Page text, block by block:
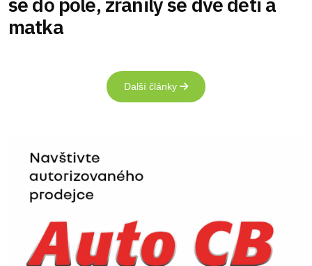
matka
Další články